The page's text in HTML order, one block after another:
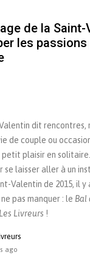
de la
les passions
dit rencontres,
de couple ou
petit plaisir en
laisser aller à un
Valentin de 2015, il y
pas manquer : le Bal
Les Livreurs !
ago